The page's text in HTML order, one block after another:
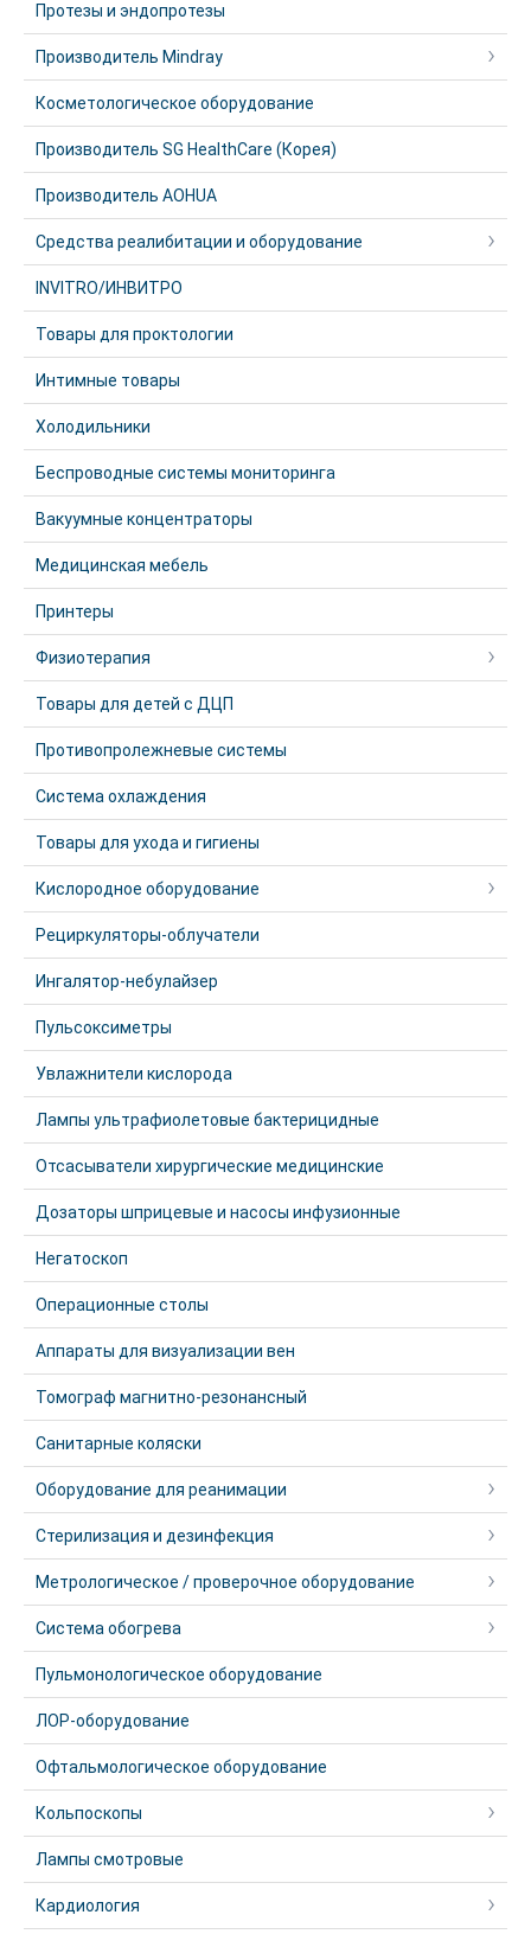
Протезы и эндопротезы
Производитель Mindray
Косметологическое оборудование
Производитель SG HealthCare (Корея)
Производитель AOHUA
Средства реалибитации и оборудование
INVITRO/ИНВИТРО
Товары для проктологии
Интимные товары
Холодильники
Беспроводные системы мониторинга
Вакуумные концентраторы
Медицинская мебель
Принтеры
Физиотерапия
Товары для детей с ДЦП
Противопролежневые системы
Система охлаждения
Товары для ухода и гигиены
Кислородное оборудование
Рециркуляторы-облучатели
Ингалятор-небулайзер
Пульсоксиметры
Увлажнители кислорода
Лампы ультрафиолетовые бактерицидные
Отсасыватели хирургические медицинские
Дозаторы шприцевые и насосы инфузионные
Негатоскоп
Операционные столы
Аппараты для визуализации вен
Томограф магнитно-резонансный
Санитарные коляски
Оборудование для реанимации
Стерилизация и дезинфекция
Метрологическое / проверочное оборудование
Система обогрева
Пульмонологическое оборудование
ЛОР-оборудование
Офтальмологическое оборудование
Кольпоскопы
Лампы смотровые
Кардиология